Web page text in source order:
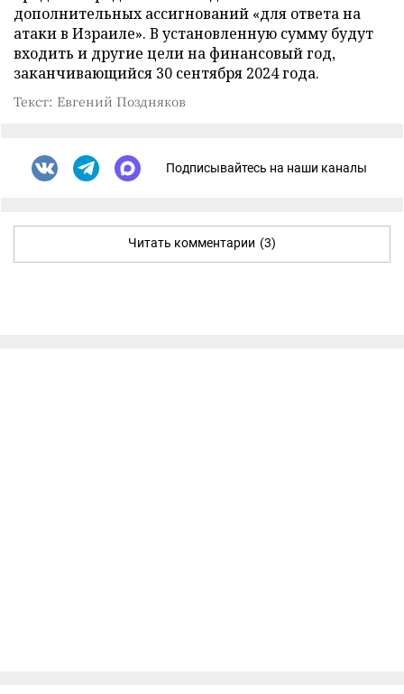
дополнительных ассигнований «для ответа на
атаки в Израиле». В установленную сумму будут
входить и другие цели на финансовый год,
заканчивающийся 30 сентября 2024 года.
Текст: Евгений Поздняков
Подписывайтесь на наши каналы
Читать комментарии (3)